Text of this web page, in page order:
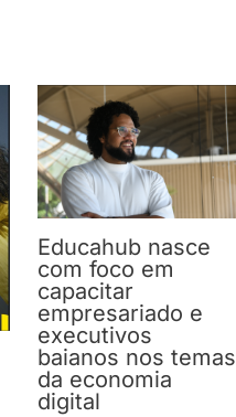
Educahub nasce
com foco em
capacitar
empresariado e
executivos
baianos nos temas
da economia
digital